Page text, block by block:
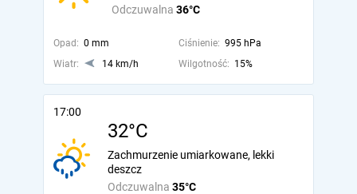
Odczuwalna 36°C
Opad: 0 mm Ciśnienie: 995 hPa
Wiatr:
14 km/h Wilgotność: 15%
17:00
32°C
Odczuwalna 35°C
Zachmurzenie umiarkowane, lekki
deszcz